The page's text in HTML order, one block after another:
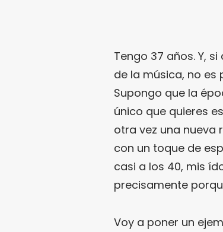
Tengo 37 años. Y,
de la música, no
Supongo que la
único que quieres
otra vez una nueva
con un toque de
casi a los 40, mis
precisamente
Voy a poner un